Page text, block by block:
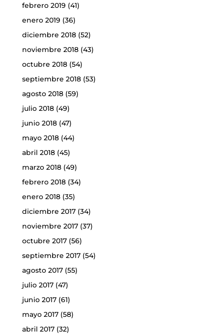
febrero 2019 (41)
enero 2019 (36)
diciembre 2018(52)
noviembre 2018(43)
octubre 2018(54)
septiembre 2018(53)
agosto 2018(59)
julio 2018(49)
junio 2018(47)
mayo 2018(44)
abril 2018(45)
marzo 2018(49)
febrero 2018(34)
enero 2018(35)
diciembre 2017(34)
noviembre 2017(37)
octubre 2017(56)
septiembre 2017(54)
agosto 2017(55)
julio 2017(47)
junio 2017(61)
mayo 2017(58)
abril 2017(32)